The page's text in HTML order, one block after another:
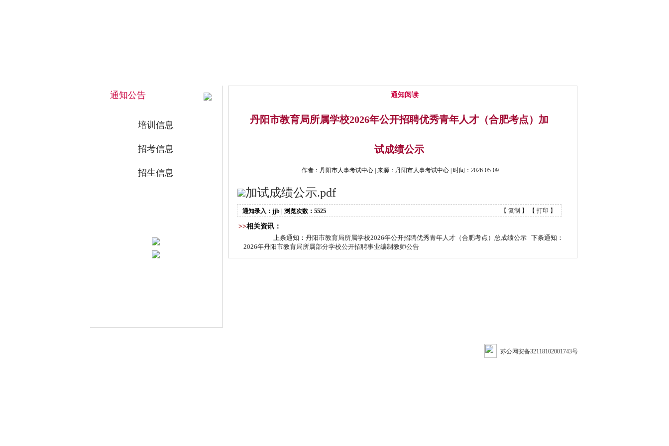
通知公告
培训信息
招考信息
招生信息
通知阅读
丹阳市教育局所属学校2026年公开招聘优秀青年人才（合肥考点）加
试成绩公示
作者：丹阳市人事考试中心 | 来源：丹阳市人事考试中心 | 时间：2026-05-09
加试成绩公示.pdf
通知录入：jjb | 浏览次数：5525 【 复制 】 【 打印 】
>>相关资讯：
上条通知： 丹阳市教育局所属学校2026年公开招聘优秀青年人才（合肥考点）总成绩公示 下条通知：
2026年丹阳市教育局所属部分学校公开招聘事业编制教师公告
苏公网安备32118102001743号